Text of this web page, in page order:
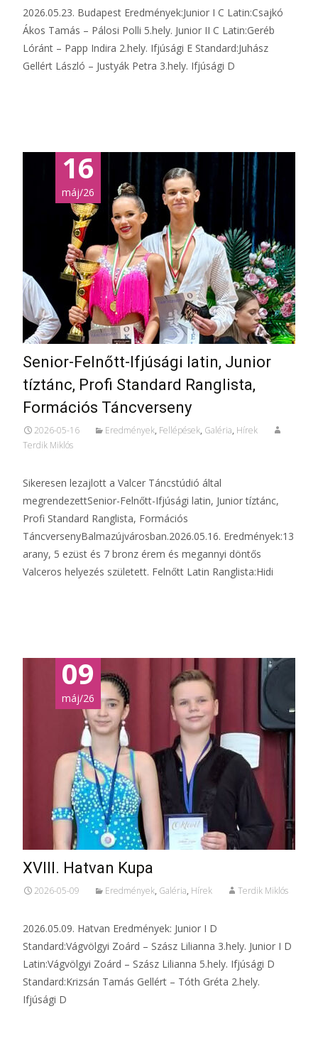
2026.05.23. Budapest Eredmények:Junior I C Latin:Csajkó
Ákos Tamás – Pálosi Polli 5.hely. Junior II C Latin:Geréb
Lóránt – Papp Indira 2.hely. Ifjúsági E Standard:Juhász
Gellért László – Justyák Petra 3.hely. Ifjúsági D
16
máj/26
Senior-Felnőtt-Ifjúsági latin, Junior
tíztánc, Profi Standard Ranglista,
Formációs Táncverseny
2026-05-16 Eredmények, Fellépések, Galéria, Hírek
Terdik Miklós
Sikeresen lezajlott a Valcer Táncstúdió által
megrendezettSenior-Felnőtt-Ifjúsági latin, Junior tíztánc,
Profi Standard Ranglista, Formációs
TáncversenyBalmazújvárosban.2026.05.16. Eredmények:13
arany, 5 ezüst és 7 bronz érem és megannyi döntős
Valceros helyezés született. Felnőtt Latin Ranglista:Hidi
09
máj/26
XVIII. Hatvan Kupa
2026-05-09 Eredmények, Galéria, Hírek Terdik Miklós
2026.05.09. Hatvan Eredmények: Junior I D
Standard:Vágvölgyi Zoárd – Szász Lilianna 3.hely. Junior I D
Latin:Vágvölgyi Zoárd – Szász Lilianna 5.hely. Ifjúsági D
Standard:Krizsán Tamás Gellért – Tóth Gréta 2.hely.
Ifjúsági D